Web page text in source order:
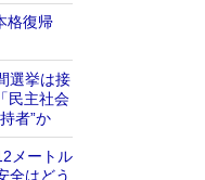
格復帰
選挙は接
民主社会
者”か
メートル
全はどう